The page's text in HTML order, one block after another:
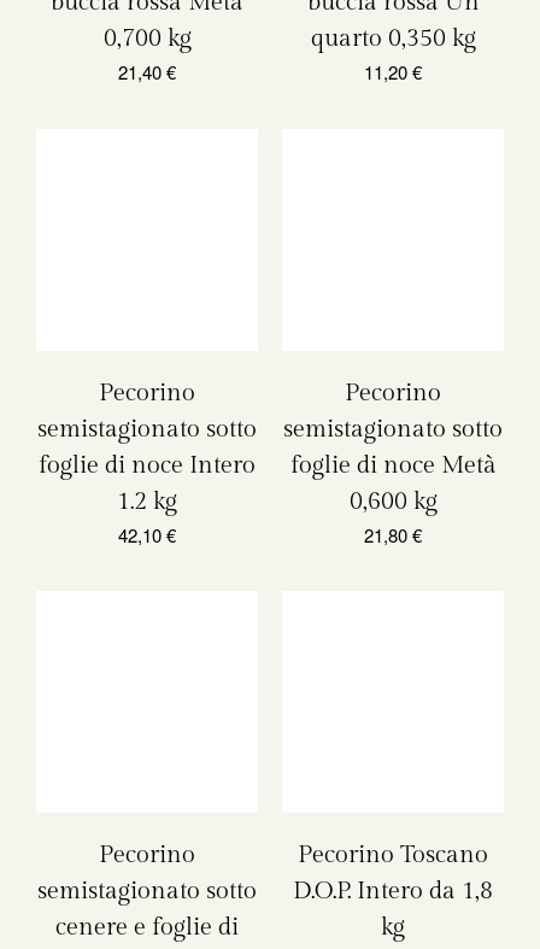
0,700 kg
21,40€
quarto 0,350 kg
11,20€
Pecorino
semistagionato sotto
foglie di noce Intero
1.2 kg
42,10€
Pecorino
semistagionato sotto
foglie di noce Metà
0,600 kg
21,80€
Pecorino
semistagionato sotto
cenere e foglie di
Pecorino Toscano
D.O.P. Intero da 1,8
kg